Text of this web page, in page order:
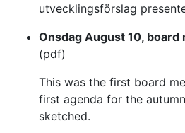
utvecklingsförslag
Onsdag August 10, board
(pdf)
This was the first board
first agenda for the
sketched.